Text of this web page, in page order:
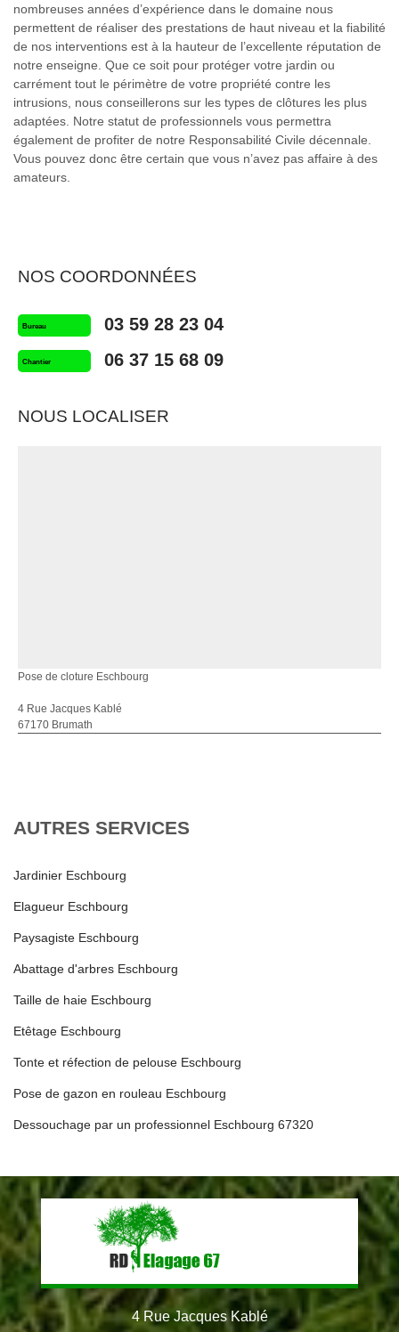
nombreuses années d’expérience dans le domaine nous
permettent de réaliser des prestations de haut niveau et la fiabilité
de nos interventions est à la hauteur de l’excellente réputation de
notre enseigne. Que ce soit pour protéger votre jardin ou
carrément tout le périmètre de votre propriété contre les
intrusions, nous conseillerons sur les types de clôtures les plus
adaptées. Notre statut de professionnels vous permettra
également de profiter de notre Responsabilité Civile décennale.
Vous pouvez donc être certain que vous n’avez pas affaire à des
amateurs.
NOS COORDONNÉES
Bureau 03 59 28 23 04
Chantier 06 37 15 68 09
NOUS LOCALISER
Pose de cloture Eschbourg
4 Rue Jacques Kablé
67170 Brumath
AUTRES SERVICES
Jardinier Eschbourg
Elagueur Eschbourg
Paysagiste Eschbourg
Abattage d'arbres Eschbourg
Taille de haie Eschbourg
Etêtage Eschbourg
Tonte et réfection de pelouse Eschbourg
Pose de gazon en rouleau Eschbourg
Dessouchage par un professionnel Eschbourg 67320
4 Rue Jacques Kablé